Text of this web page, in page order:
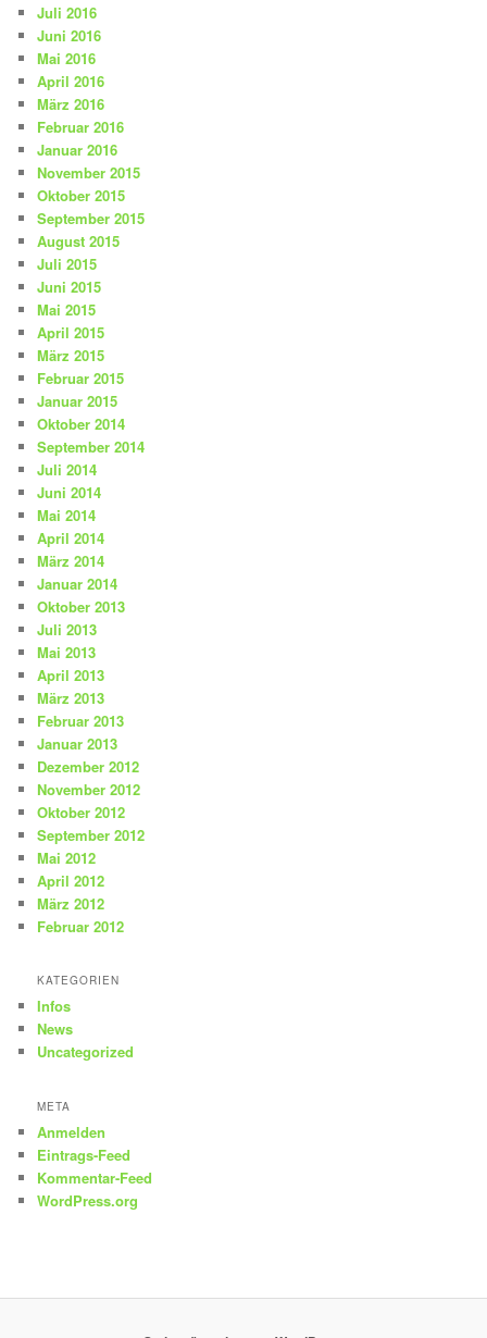
Juli 2016
Juni 2016
Mai 2016
April 2016
März 2016
Februar 2016
Januar 2016
November 2015
Oktober 2015
September 2015
August 2015
Juli 2015
Juni 2015
Mai 2015
April 2015
März 2015
Februar 2015
Januar 2015
Oktober 2014
September 2014
Juli 2014
Juni 2014
Mai 2014
April 2014
März 2014
Januar 2014
Oktober 2013
Juli 2013
Mai 2013
April 2013
März 2013
Februar 2013
Januar 2013
Dezember 2012
November 2012
Oktober 2012
September 2012
Mai 2012
April 2012
März 2012
Februar 2012
KATEGORIEN
Infos
News
Uncategorized
META
Anmelden
Eintrags-Feed
Kommentar-Feed
WordPress.org